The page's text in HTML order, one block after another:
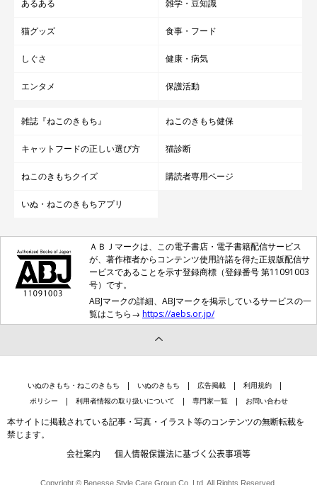
あるある 雑学・豆知識
猫グッズ 食事・フード
しぐさ 健康・病気
エンタメ 保護活動
雑誌『ねこのきもち』 ねこのきもち健保
キャットフードの正しい選び方 猫診断
ねこのきもちクイズ 購読者専用ページ
いぬ・ねこのきもちアプリ
ＡＢＪマークは、この電子書店・電子書籍配信サービス
が、著作権者からコンテンツ使用許諾を得た正規版配信サ
ービスであることを示す登録商標（登録番号 第11091003
号）です。
ABJマークの詳細、ABJマークを掲示しているサービスの一
覧はこちら→ https://aebs.or.jp/
いぬのきもち・ねこのきもち いぬのきもち 広告掲載
利用規約
ポリシー
利用者情報の取り扱いについて 専門家一覧 お問い合わせ
本サイトに掲載されている記事・写真・イラスト等のコンテンツの無断転載を
禁じます。
会社案内 個人情報保護法に基づく公表事項等
Copyright © Benesse Style Care Group Co.,Ltd. All Rights Reserved.